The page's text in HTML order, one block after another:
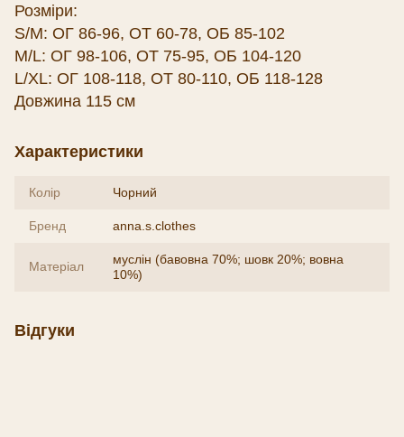
Розміри:
S/M: ОГ 86-96, ОТ 60-78, ОБ 85-102
M/L: ОГ 98-106, ОТ 75-95, ОБ 104-120
L/XL: ОГ 108-118, ОТ 80-110, ОБ 118-128
Довжина 115 см
Характеристики
Колір Чорний
Бренд anna.s.clothes
Матеріал
муслін (бавовна 70%; шовк 20%; вовна
10%)
Відгуки